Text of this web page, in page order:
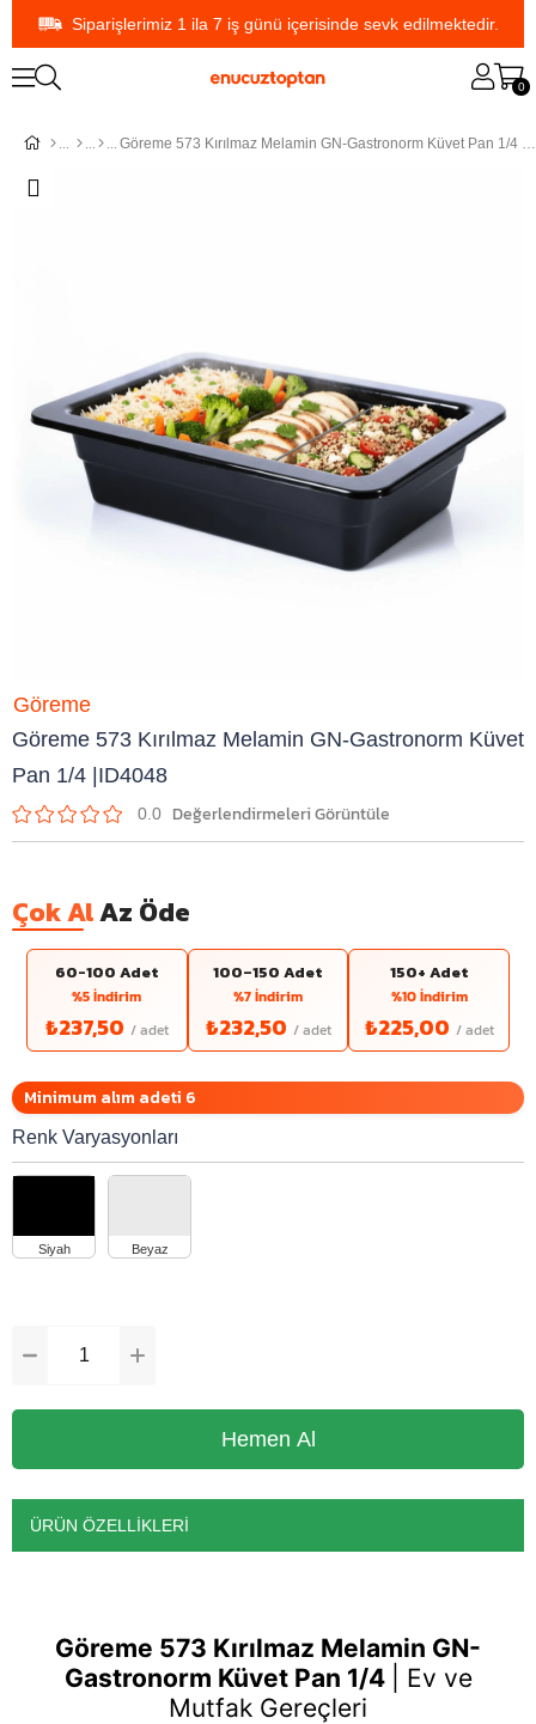
Siparişlerimiz 1 ila 7 iş günü içerisinde sevk edilmektedir.
0
Göreme 573 Kırılmaz Melamin GN-Gastronorm Küvet Pan 1/4 |ID4048
Göreme 573 Kırılmaz Melamin GN-Gastronorm Küvet
Pan 1/4 |ID4048
0.0
Göreme
Çok AlAz Öde
60-100 Adet
%5 İndirim
₺237,50
100–150 Adet
%7 İndirim
₺232,50
150+ Adet
%10 İndirim
₺225,00
Minimum alım adeti 6
Renk Varyasyonları
ÜRÜN ÖZELLIKLERI
Göreme 573 Kırılmaz Melamin GN-
Gastronorm Küvet Pan 1/4
Ev ve
Mutfak Gereçleri